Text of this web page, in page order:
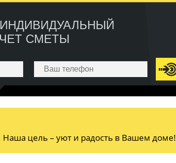
СМЕТЫ
цель – уют и радость в Вашем доме!